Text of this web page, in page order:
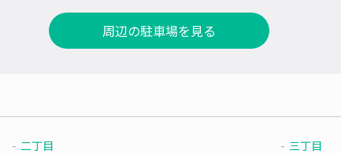
周辺の駐車場を見る
二丁目 三丁目